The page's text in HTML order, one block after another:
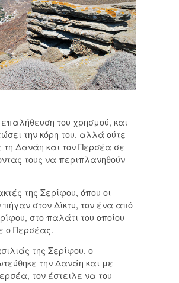
του χρησμού, και
την κόρη του, αλλά ούτε
τη Δανάη και τον Περσέα σε
τους να περιπλανηθούν
της Σερίφου, όπου οι
στον Δίκτυ, τον ένα από
στο παλάτι του οποίου
ο Περσέας.
της Σερίφου, ο
την Δανάη και με
τον έστειλε να του